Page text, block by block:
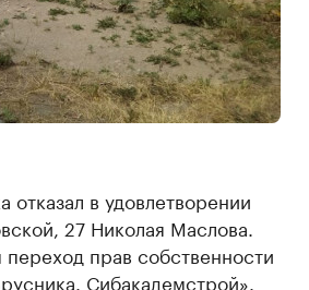
в удовлетворении
27 Николая Маслова.
прав собственности
Сибакадемстрой».